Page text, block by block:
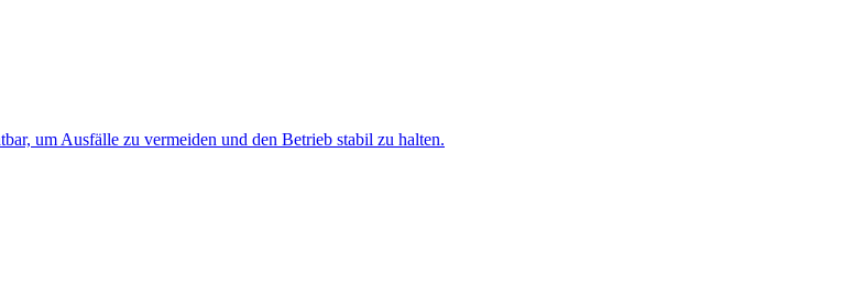
um Ausfälle zu vermeiden und den Betrieb stabil zu halten.